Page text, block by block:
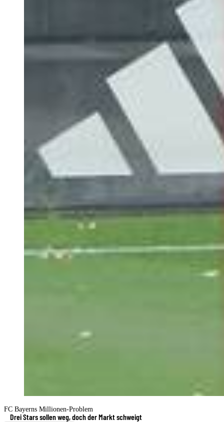
FC Bayerns Millionen-Problem
Drei Stars sollen weg, doch der Markt schweigt